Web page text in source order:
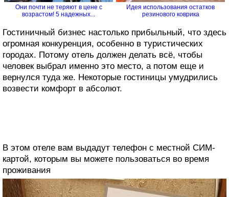
Они почти не теряют в цене с
возрастом! 5 надежных...
Идея использования остатков
резинового коврика
Гостиничный бизнес настолько прибыльный, что здесь
огромная конкуренция, особенно в туристических
городах. Потому отель должен делать всё, чтобы
человек выбрал именно это место, а потом еще и
вернулся туда же. Некоторые гостиницы умудрились
возвести комфорт в абсолют.
В этом отеле вам выдадут телефон с местной СИМ-
картой, которым вы можете пользоваться во время
проживания